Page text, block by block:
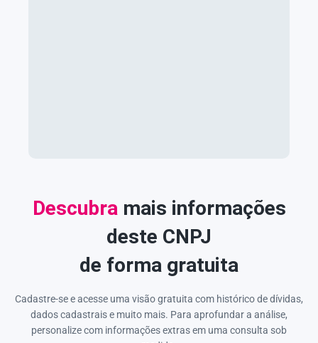
Descubra mais informações
deste CNPJ
de forma gratuita
Cadastre-se e acesse uma visão gratuita com histórico de dívidas,
dados cadastrais e muito mais. Para aprofundar a análise,
personalize com informações extras em uma consulta sob